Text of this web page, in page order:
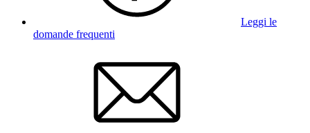
Leggi le
domande frequenti